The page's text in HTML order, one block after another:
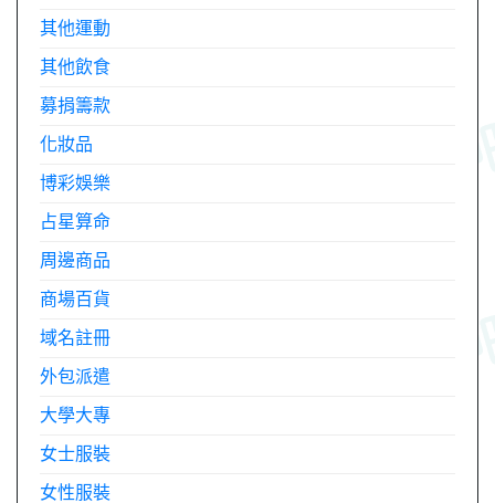
其他運動
其他飲食
募捐籌款
化妝品
博彩娛樂
占星算命
周邊商品
商場百貨
域名註冊
外包派遣
大學大專
女士服裝
女性服裝